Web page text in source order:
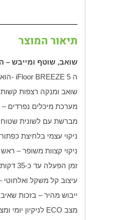
תיאור המוצר
שואב, שוטף ומייבש –
ה - iFloor BREEZE 5
שואב ומנקה רצפות
מערכת מיכלים נפרדים –
מברשת עם לשונית
ניקוי עצמי בלחיצת
ניקוי קצוות משופר – ראש
זמן הפעלה עד כ-35 דקות על טעינה אחת (הגייה נעה לפי מצב
עיצוב קל משקל ואלחוטי
ייבוש מהיר – בזכות
מצב ECO לניקיון יומי